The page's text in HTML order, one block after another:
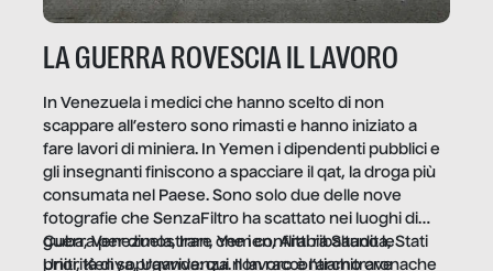
LA GUERRA ROVESCIA IL LAVORO
In Venezuela i medici che hanno scelto di non
scappare all’estero sono rimasti e hanno iniziato a
fare lavori di miniera. In Yemen i dipendenti pubblici e
gli insegnanti finiscono a spacciare il qat, la droga più
consumata nel Paese. Sono solo due delle nove
fotografie che SenzaFiltro ha scattato nei luoghi di
guerra per dimostrare che i conflitti ribaltano le
priorità di sopravvivenza. Il lavoro è l’architrave
Cuba, Venezuela, Iran, Yemen, Arabia Saudita, Stati
Uniti, Kenya, Uganda: qui non raccontiamo cronache